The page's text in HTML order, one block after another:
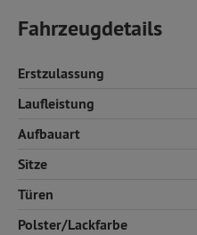
Fahrzeugdetails
Erstzulassung
Laufleistung
Aufbauart
Sitze
Türen
Polster/Lackfarbe